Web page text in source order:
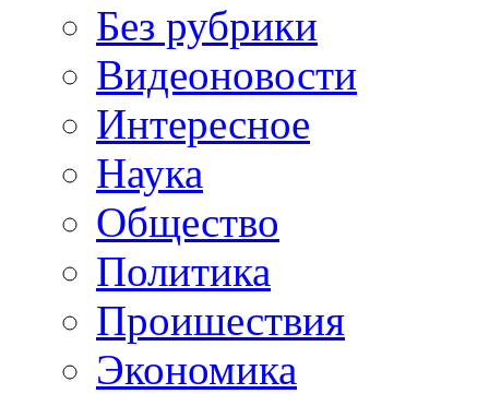
Без рубрики
Видеоновости
Интересное
Наука
Общество
Политика
Проишествия
Экономика